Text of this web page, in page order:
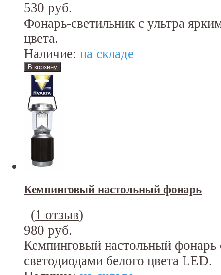
530 руб.
Фонарь-светильник с ультра
цвета.
Наличие: на складе
Кемпинговый настольный фонарь
(1 отзыв)
980 руб.
Кемпинговый настольный фонарь
светодиодами белого цвета LED.